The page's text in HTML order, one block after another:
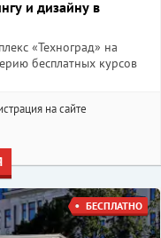
и дизайну в
«Техноград» на
бесплатных курсов
на сайте
БЕСПЛАТНО